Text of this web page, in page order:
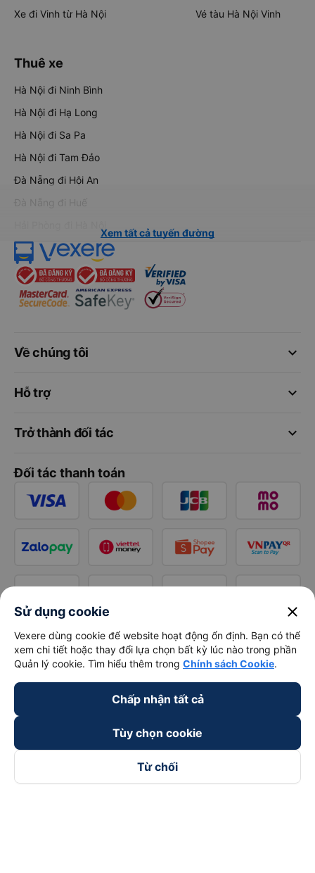
Xe đi Vinh từ Hà Nội
Vé tàu Hà Nội Vinh
Thuê xe
Hà Nội đi Ninh Bình
Hà Nội đi Hạ Long
Hà Nội đi Sa Pa
Hà Nội đi Tam Đảo
Đà Nẵng đi Hội An
Đà Nẵng đi Huế
Xem tất cả tuyến đường
keyboard_arrow_down
Về chúng tôi
keyboard_arrow_down
Hỗ trợ
keyboard_arrow_down
Trở thành đối tác
Đối tác thanh toán
Sử dụng cookie close
Vexere dùng cookie để website hoạt động ổn định. Bạn có thể
xem chi tiết hoặc thay đổi lựa chọn bất kỳ lúc nào trong phần
Quản lý cookie. Tìm hiểu thêm trong Chính sách Cookie.
Chấp nhận tất cả
Tùy chọn cookie
Từ chối